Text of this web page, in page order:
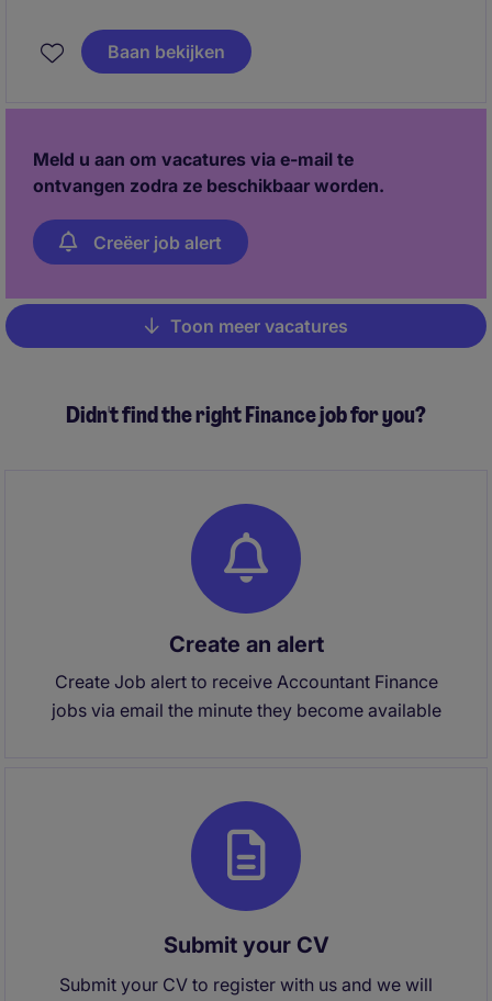
ambitieuze groeiorganisatie. Je bent een belangrijke
sparringpartner voor het management en speelt een
Baan bekijken
Meld u aan om vacatures via e-mail te
ontvangen zodra ze beschikbaar worden.
Creëer job alert
Pagination
Toon meer vacatures
Didn't find the right Finance job for you?
Create an alert
Create Job alert to receive Accountant Finance
jobs via email the minute they become available
Submit your CV
Submit your CV to register with us and we will